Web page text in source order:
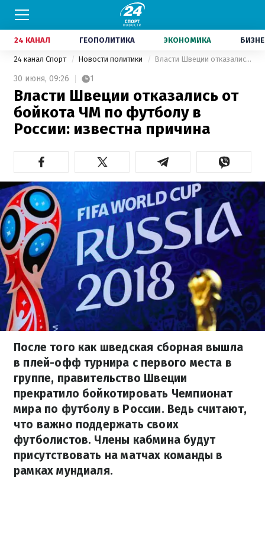
24 КАНАЛ ГЕОПОЛИТИКА ЭКОНОМИКА
24 канал Спорт Новости политики Власти Швеции отказались от бойкота ЧМ по футболу в России: известна причина
30 июня, 09:26 1
Власти Швеции отказались от
бойкота ЧМ по футболу в
России: известна причина
После того как шведская сборная вышла
в плей-офф турнира с первого места в
группе, правительство Швеции
прекратило бойкотировать Чемпионат
мира по футболу в России. Ведь считают,
что важно поддержать своих
футболистов. Члены кабмина будут
присутствовать на матчах команды в
рамках мундиаля.